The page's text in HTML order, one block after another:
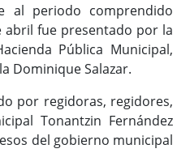
al periodo comprendido
abril fue presentado por la
Pública Municipal,
Dominique Salazar.
por regidoras, regidores,
Tonantzin Fernández
del gobierno municipal